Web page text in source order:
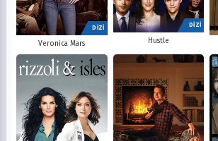
DİZİ
Veronica Mars
DİZİ
Hustle